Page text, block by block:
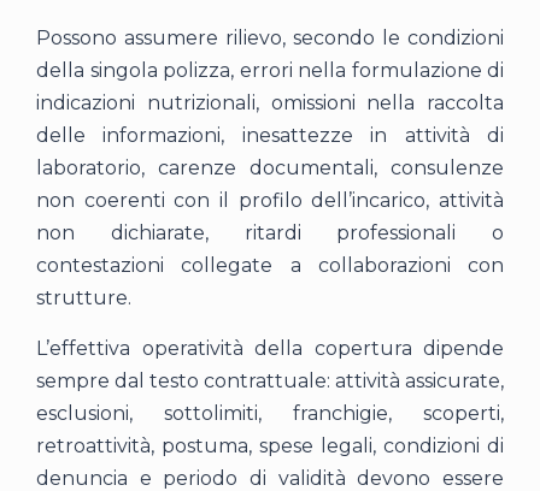
Possono assumere rilievo, secondo le condizioni
della singola polizza, errori nella formulazione di
indicazioni nutrizionali, omissioni nella raccolta
delle informazioni, inesattezze in attività di
laboratorio, carenze documentali, consulenze
non coerenti con il profilo dell’incarico, attività
non dichiarate, ritardi professionali o
contestazioni collegate a collaborazioni con
strutture.
L’effettiva operatività della copertura dipende
sempre dal testo contrattuale: attività assicurate,
esclusioni, sottolimiti, franchigie, scoperti,
retroattività, postuma, spese legali, condizioni di
denuncia e periodo di validità devono essere